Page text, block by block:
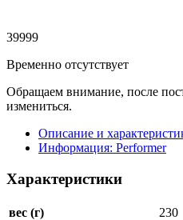
39999
Временно отсутствует
Обращаем внимание, после
измениться.
Описание и
Информация: Performer
Характеристики
вес (г)
230